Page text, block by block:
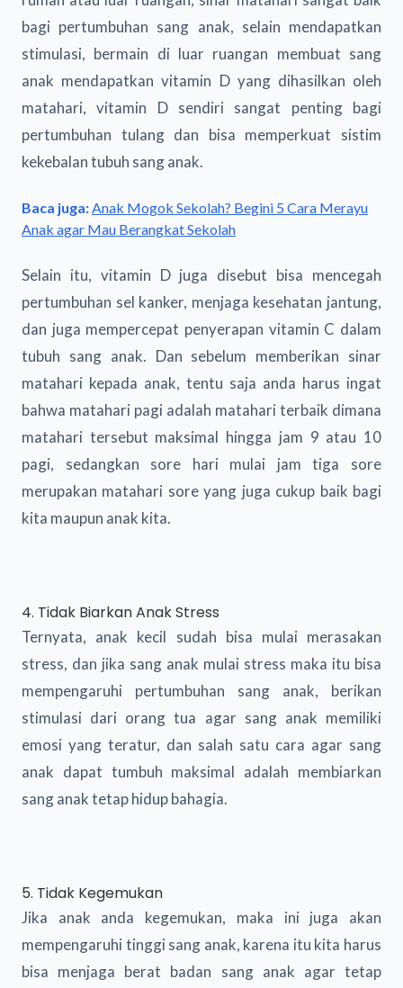
bagi pertumbuhan sang anak, selain mendapatkan
stimulasi, bermain di luar ruangan membuat sang
anak mendapatkan vitamin D yang dihasilkan oleh
matahari, vitamin D sendiri sangat penting bagi
pertumbuhan tulang dan bisa memperkuat sistim
kekebalan tubuh sang anak.
Baca juga:Anak Mogok Sekolah? Begini 5 Cara Merayu
Anak agar Mau Berangkat Sekolah
Selain itu, vitamin D juga disebut bisa mencegah
pertumbuhan sel kanker, menjaga kesehatan jantung,
dan juga mempercepat penyerapan vitamin C dalam
tubuh sang anak. Dan sebelum memberikan sinar
matahari kepada anak, tentu saja anda harus ingat
bahwa matahari pagi adalah matahari terbaik dimana
matahari tersebut maksimal hingga jam 9 atau 10
pagi, sedangkan sore hari mulai jam tiga sore
merupakan matahari sore yang juga cukup baik bagi
kita maupun anak kita.
4. Tidak Biarkan Anak Stress
Ternyata, anak kecil sudah bisa mulai merasakan
stress, dan jika sang anak mulai stress maka itu bisa
mempengaruhi pertumbuhan sang anak, berikan
stimulasi dari orang tua agar sang anak memiliki
emosi yang teratur, dan salah satu cara agar sang
anak dapat tumbuh maksimal adalah membiarkan
sang anak tetap hidup bahagia.
5. Tidak Kegemukan
Jika anak anda kegemukan, maka ini juga akan
mempengaruhi tinggi sang anak, karena itu kita harus
bisa menjaga berat badan sang anak agar tetap